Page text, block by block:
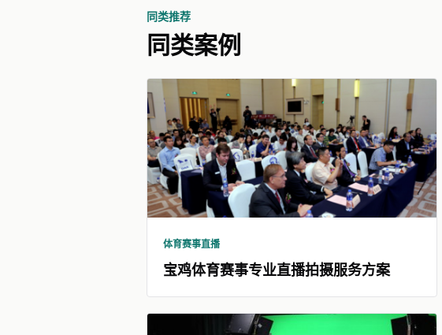
同类推荐
同类案例
体育赛事直播
宝鸡体育赛事专业直播拍摄服务方案